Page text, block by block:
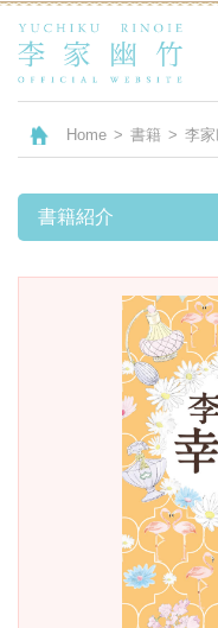
Home > 書籍 > 李
書籍紹介